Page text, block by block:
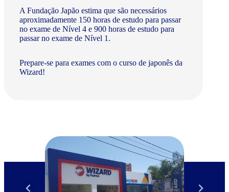
A Fundação Japão estima que são necessários
aproximadamente 150 horas de estudo para passar
no exame de Nível 4 e 900 horas de estudo para
passar no exame de Nível 1.
Prepare-se para exames com o curso de japonês da
Wizard!